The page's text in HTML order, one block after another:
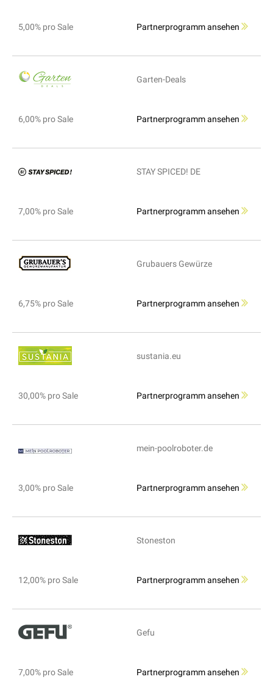
5,00% pro Sale Partnerprogramm ansehen
Garten-Deals
6,00% pro Sale Partnerprogramm ansehen
STAY SPICED! DE
7,00% pro Sale Partnerprogramm ansehen
Grubauers Gewürze
6,75% pro Sale Partnerprogramm ansehen
sustania.eu
30,00% pro Sale Partnerprogramm ansehen
mein-poolroboter.de
3,00% pro Sale Partnerprogramm ansehen
Stoneston
12,00% pro Sale Partnerprogramm ansehen
Gefu
7,00% pro Sale Partnerprogramm ansehen